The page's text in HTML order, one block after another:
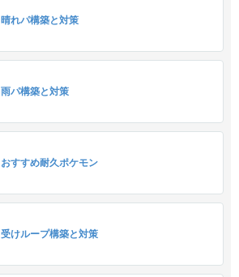
晴れパ構築と対策
雨パ構築と対策
おすすめ耐久ポケモン
受けループ構築と対策